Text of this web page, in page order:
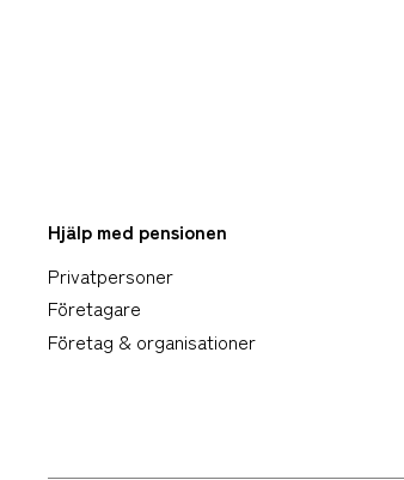
Hjälp med pensionen
Privatpersoner
Företagare
Företag & organisationer